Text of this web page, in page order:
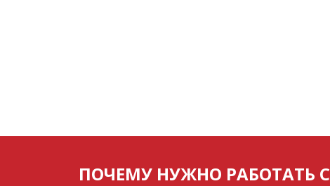
ПОЧЕМУ НУЖНО РАБОТАТЬ